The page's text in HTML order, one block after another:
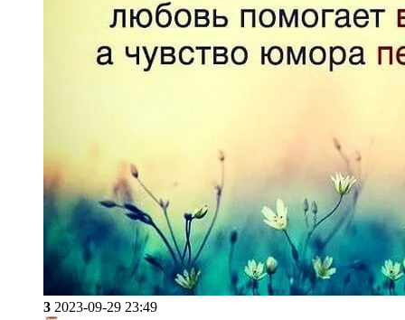
3 2023-09-29 23:49